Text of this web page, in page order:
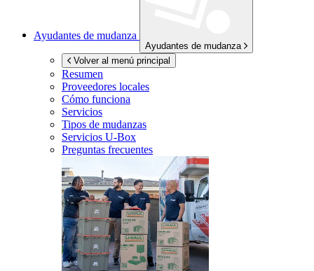
Ayudantes de mudanza
Ayudantes de mudanza
Volver al menú principal
Resumen
Proveedores locales
Cómo funciona
Servicios
Tipos de mudanzas
Servicios U-Box
Preguntas frecuentes